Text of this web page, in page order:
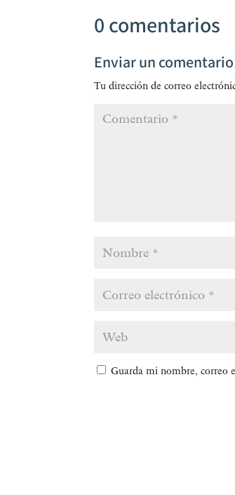
0 comentarios
Enviar un comentario
Tu dirección de correo
Guarda mi nombre, correo